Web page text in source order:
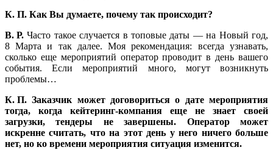
К. П. Как Вы думаете, почему так происходит?
В. Р. Часто такое случается в топовые даты — на Новый год,
8 Марта и так далее. Моя рекомендация: всегда узнавать,
сколько еще мероприятий оператор проводит в день вашего
события. Если мероприятий много, могут возникнуть
проблемы…
К. П. Заказчик может договориться о дате мероприятия
тогда, когда кейтеринг-компания еще не знает своей
загрузки, тендеры не завершены. Оператор может
искренне считать, что на этот день у него ничего больше
нет, но ко времени мероприятия ситуация изменится.